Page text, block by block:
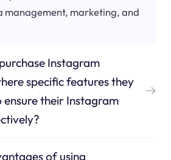
management, marketing, and
Instagram
specific features they
their Instagram
of using